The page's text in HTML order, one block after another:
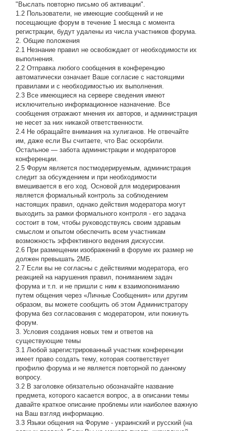
"Выслать повторно письмо об активации".
1.2 Пользователи, не имеющие сообщений и не
посещающие форум в течение 1 месяца с момента
регистрации, будут удалены из числа участников форума.
2. Общие положения
2.1 Hезнание правил не освобождает от необходимости их
выполнения.
2.2 Отправка любого сообщения в конференцию
автоматически означает Ваше согласие с настоящими
правилами и с необходимостью их выполнения.
2.3 Все имеющиеся на сервере сведения имеют
исключительно информационное назначение. Все
сообщения отражают мнения их авторов, и администрация
не несет за них никакой ответственности.
2.4 Не обращайте внимания на хулиганов. Не отвечайте
им, даже если Вы считаете, что Вас оскорбили.
Остальное — забота администрации и модераторов
конференции.
2.5 Форум является постмодерируемым, администрация
следит за обсуждением и при необходимости
вмешивается в его ход. Основой для модерирования
является формальный контроль за соблюдением
настоящих правил, однако действия модератора могут
выходить за рамки формального контроля - его задача
состоит в том, чтобы руководствуясь своим здравым
смыслом и опытом обеспечить всем участникам
возможность эффективного ведения дискуссии.
2.6 При размещении изображений в форуме их размер не
должен превышать 2МБ.
2.7 Если вы не согласны с действиями модератора, его
реакцией на нарушения правил, пониманием задач
форума и т.п. и не пришли с ним к взаимопониманию
путем общения через «Личные Сообщения» или другим
образом, вы можете сообщить об этом Администратору
форума без согласования с модератором, или покинуть
форум.
3. Условия создания новых тем и ответов на
существующие темы
3.1 Любой зарегистрированный участник конференции
имеет право создать тему, которая соответствует
профилю форума и не является повторной по данному
вопросу.
3.2 В заголовке обязательно обозначайте название
предмета, которого касается вопрос, а в описании темы
давайте краткое описание проблемы или наиболее важную
на Ваш взгляд информацию.
3.3 Языки общения на Форуме - украинский и русский (на